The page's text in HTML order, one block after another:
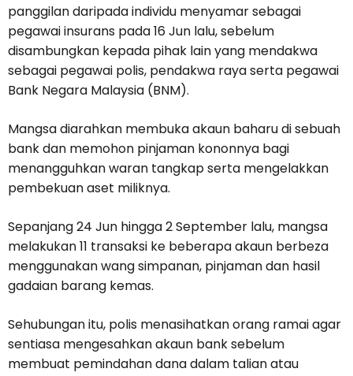
panggilan daripada individu menyamar sebagai
pegawai insurans pada 16 Jun lalu, sebelum
disambungkan kepada pihak lain yang mendakwa
sebagai pegawai polis, pendakwa raya serta pegawai
Bank Negara Malaysia (BNM).
Mangsa diarahkan membuka akaun baharu di sebuah
bank dan memohon pinjaman kononnya bagi
menangguhkan waran tangkap serta mengelakkan
pembekuan aset miliknya.
Sepanjang 24 Jun hingga 2 September lalu, mangsa
melakukan 11 transaksi ke beberapa akaun berbeza
menggunakan wang simpanan, pinjaman dan hasil
gadaian barang kemas.
Sehubungan itu, polis menasihatkan orang ramai agar
sentiasa mengesahkan akaun bank sebelum
membuat pemindahan dana dalam talian atau